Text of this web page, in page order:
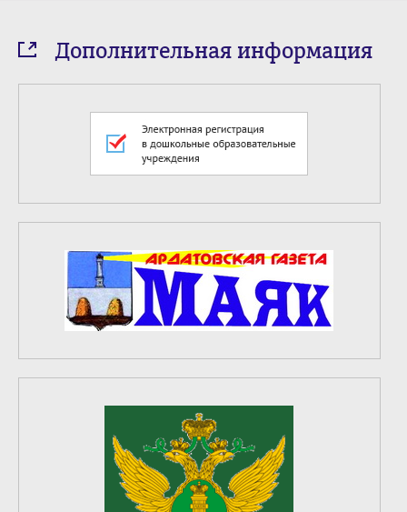
Дополнительная информация